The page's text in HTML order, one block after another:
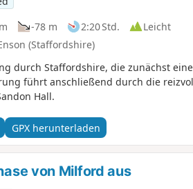
-78 m 2:20 Std.
Leicht
(Staffordshire)
durch Staffordshire, die zunächst
führt anschließend durch die
Hall.
GPX herunterladen
von Milford aus